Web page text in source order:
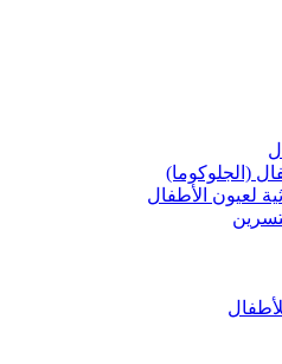
(الجلوكوما)
لعيون الأطفال